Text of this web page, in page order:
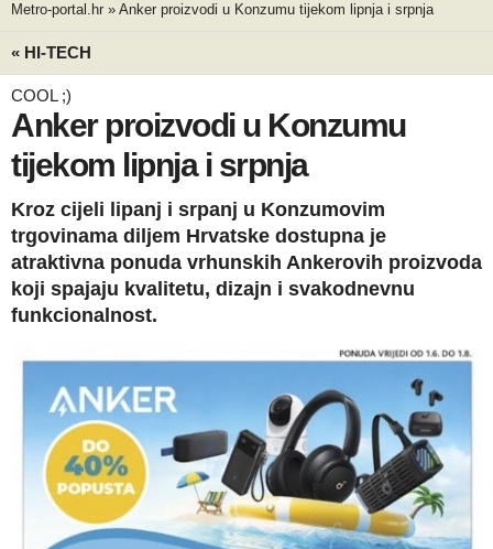
Metro-portal.hr » Anker proizvodi u Konzumu tijekom lipnja i srpnja
« HI-TECH
COOL ;)
Anker proizvodi u Konzumu
tijekom lipnja i srpnja
Kroz cijeli lipanj i srpanj u Konzumovim
trgovinama diljem Hrvatske dostupna je
atraktivna ponuda vrhunskih Ankerovih proizvoda
koji spajaju kvalitetu, dizajn i svakodnevnu
funkcionalnost.